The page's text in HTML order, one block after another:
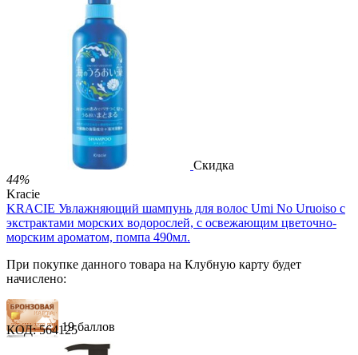
28 баллов
47 баллов
1 486.00 Р
за 1.00 мл

Скидка
44%
Kracie
KRACIE Увлажняющий шампунь для волос Umi No Uruoiso с
экстрактами морских водорослей, с освежающим цветочно-
морским ароматом, помпа 490мл.
При покупке данного товара на Клубную карту будет
начислено:
19 баллов
КОД: 564125